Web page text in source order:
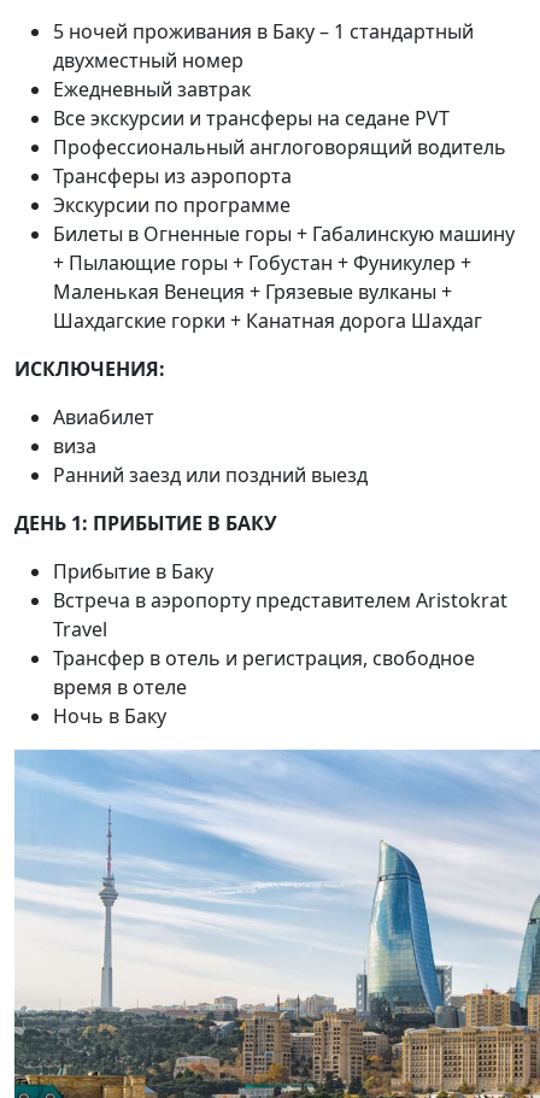
5 ночей проживания в Баку – 1 стандартный
двухместный номер
Ежедневный завтрак
Все экскурсии и трансферы на седане PVT
Профессиональный англоговорящий водитель
Трансферы из аэропорта
Экскурсии по программе
Билеты в Огненные горы + Габалинскую машину
+ Пылающие горы + Гобустан + Фуникулер +
Маленькая Венеция + Грязевые вулканы +
Шахдагские горки + Канатная дорога Шахдаг
ИСКЛЮЧЕНИЯ:
Авиабилет
виза
Ранний заезд или поздний выезд
ДЕНЬ 1: ПРИБЫТИЕ В БАКУ
Прибытие в Баку
Встреча в аэропорту представителем Aristokrat
Travel
Трансфер в отель и регистрация, свободное
время в отеле
Ночь в Баку